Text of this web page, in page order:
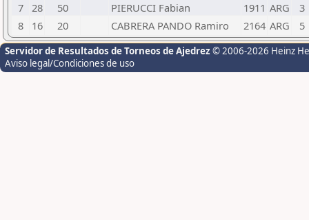
7 28 50 PIERUCCI Fabian 1911 ARG
3
8
16 20 CABRERA PANDO Ramiro 2164 ARG 5
Servidor de Resultados de Torneos de Ajedrez © 2006-2026 Heinz
Aviso legal/Condiciones de uso